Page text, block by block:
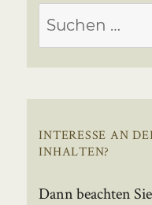
Suchen
nach:
INTERESSE AN
INHALTEN?
Dann beachten